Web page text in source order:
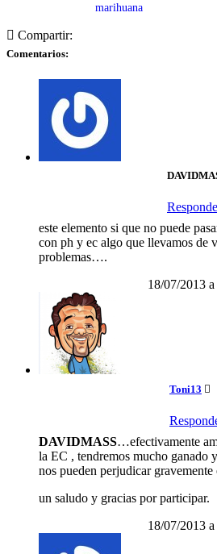
marihuana
Compartir:
Comentarios:
este elemento si que no puede
con ph y ec algo que llevamos de
problemas….
18/07/2013
Toni13
DAVIDMASS…efectivamente
la EC , tendremos mucho ganado
nos pueden perjudicar
un saludo y gracias por participar.
18/07/2013